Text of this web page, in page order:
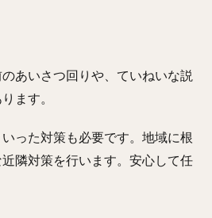
あいさつ回りや、ていねいな説
ます。
った対策も必要です。地域に根
隣対策を行います。安心して任